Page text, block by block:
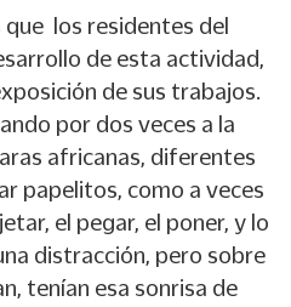
los residentes del
de esta actividad,
de sus trabajos.
por dos veces a la
africanas, diferentes
papelitos, como a veces
el pegar, el poner, y lo
distracción, pero sobre
tenían esa sonrisa de